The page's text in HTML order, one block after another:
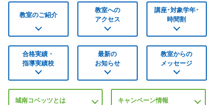
教室のご紹介
教室への
アクセス
講座･対象学年･
時間割
合格実績・
指導実績校
最新の
お知らせ
教室からの
メッセージ
城南コベッツとは キャンペーン情報